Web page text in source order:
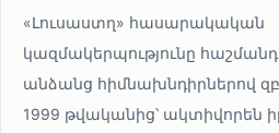
«Լուսաստղ» հասարակական
կազմակերպությունը
անձանց հիմնախնդիրներով
1999 թվականից՝ ակտիվորեն